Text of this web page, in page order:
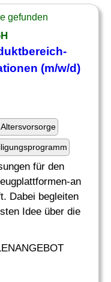
gefunden
(m/w/d)
für den
an
Dabei begleiten
Idee über die